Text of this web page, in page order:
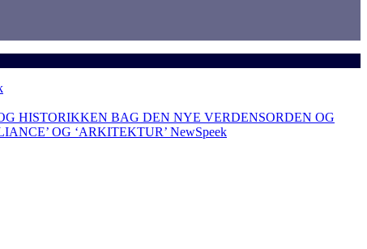
HISTORIKKEN BAG DEN NYE VERDENSORDEN OG
OG ‘ARKITEKTUR’ NewSpeek